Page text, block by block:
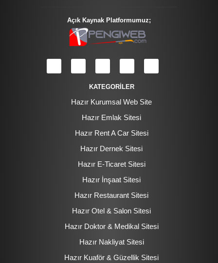
Açık Kaynak Platformumuz;
KATEGORİLER
Hazır Kurumsal Web Site
Hazır Emlak Sitesi
Hazır Rent A Car Sitesi
Hazır Dernek Sitesi
Hazır E-Ticaret Sitesi
Hazır İnşaat Sitesi
Hazır Restaurant Sitesi
Hazır Otel & Salon Sitesi
Hazır Doktor & Medikal Sitesi
Hazır Nakliyat Sitesi
Hazır Kuaför & Güzellik Sitesi